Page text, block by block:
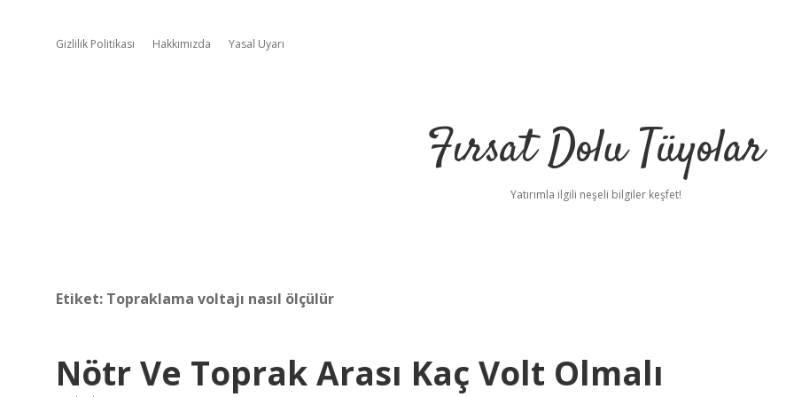
Gizlilik Politikası Hakkımızda Yasal Uyarı
Fırsat Dolu Tüyolar
Yatırımla ilgili neşeli bilgiler keşfet!
Etiket: Topraklama voltajı nasıl ölçülür
Nötr Ve Toprak Arası Kaç Volt Olmalı